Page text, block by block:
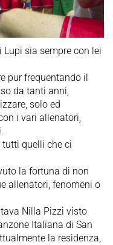
Lupi sia sempre con lei
pur frequentando il
da tanti anni,
solo ed
i vari allenatori,
quelli che ci
la fortuna di non
allenatori, fenomeni o
Nilla Pizzi visto
Italiana di San
la residenza,